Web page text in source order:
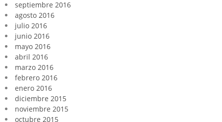
septiembre 2016
agosto 2016
julio 2016
junio 2016
mayo 2016
abril 2016
marzo 2016
febrero 2016
enero 2016
diciembre 2015
noviembre 2015
octubre 2015